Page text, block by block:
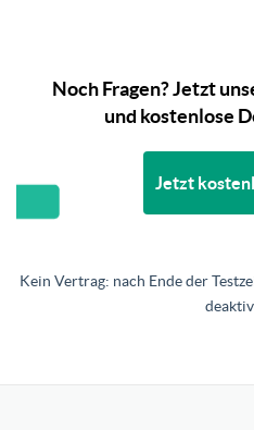
Noch Fragen? Jetzt
und kostenlose
Jetzt
Kein Vertrag: nach Ende der